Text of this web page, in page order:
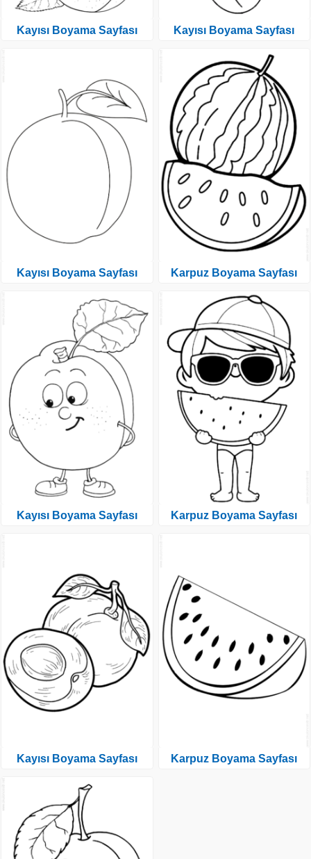
Kayısı Boyama Sayfası
Kayısı Boyama Sayfası
Kayısı Boyama Sayfası
Kayısı Boyama Sayfası
Kayısı Boyama Sayfası
Karpuz Boyama Sayfası
Karpuz Boyama Sayfası
Karpuz Boyama Sayfası